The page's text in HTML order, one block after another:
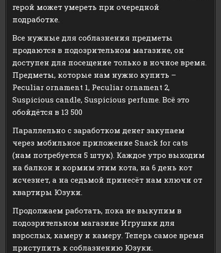
герой может умереть при очередной
подработке.
Все нужные для соблазнения предметы
продаются в подозрительном магазине, он
доступен для посещение только в ночное время.
Предметы, которые нам нужно купить –
Peculiar ornament 1, Peculiar ornament 2,
Suspicious candle, Suspicious perfume. Всё это
обойдётся в 13 500
Параллельно с заработком денег закупаем
через мобильное приложение Snack for cats
(нам потребуется 5 штук). Каждое утро выходим
на балкон и кормим этим кота, на 6 день кот
исчезнет, а на седьмой принесёт нам ключи от
квартиры Юзуки.
Продолжаем работать, пока не выкупим в
подозрительном магазине Игрушки для
взрослых, камеру и камеру. Теперь самое время
приступить к соблазнению Юзуки.